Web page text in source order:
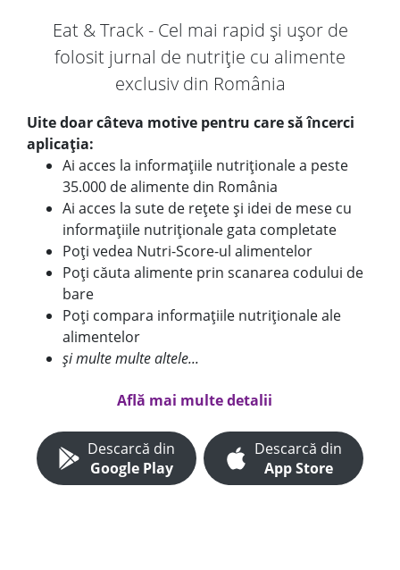
Eat & Track - Cel mai rapid și ușor de
folosit jurnal de nutriție cu alimente
exclusiv din România
Uite doar câteva motive pentru care să încerci
aplicația:
Ai acces la informațiile nutriționale a peste
35.000 de alimente din România
Ai acces la sute de rețete și idei de mese cu
informațiile nutriționale gata completate
Poți vedea Nutri-Score-ul alimentelor
Poți căuta alimente prin scanarea codului de
bare
Poți compara informațiile nutriționale ale
alimentelor
și multe multe altele...
Află mai multe detalii
Descarcă din
Google Play
Descarcă din
App Store